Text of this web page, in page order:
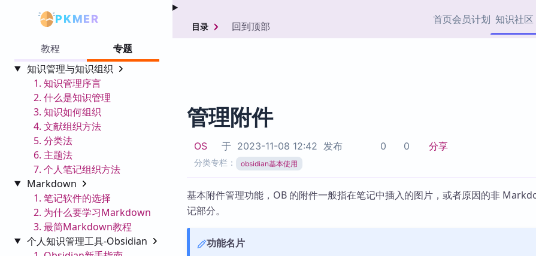
PKMER 首页会员计划 知识社区
Obsidian 专题
加速访问 Obsidian 官方
Zotero 插件 挂
教程
专题
知识管理与知识组织
1. 知识管理序言
2. 什么是知识管理
3. 知识如何组织
4. 文献组织方法
5. 分类法
6. 主题法
7. 个人笔记组织方法
Markdown
1. 笔记软件的选择
2. 为什么要学习Markdown
3. 最简Markdown教程
个人知识管理工具-Obsidian
目录 回到顶部
管理附件
OS 于 2023-11-08 12:42 发布 0 0 分享
分类专栏： obsidian基本使用
基本附件管理功能，OB 的附件一般指在笔记中插入的图片，或者原因的非
记部分。
功能名片